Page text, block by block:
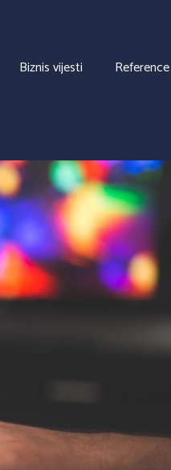
Biznis vijesti Reference